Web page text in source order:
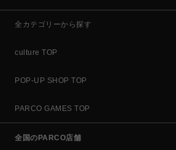
全カテゴリーから探す
culture TOP
POP-UP SHOP TOP
PARCO GAMES TOP
全国のPARCO店舗